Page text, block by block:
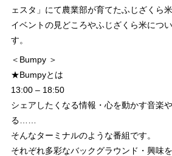
ェスタ」にて農業部が育てたふじざくら米
イベントの見どころやふじざくら米につ
す。
＜Bumpy ＞
★Bumpyとは
13:00 – 18:50
シェアしたくなる情報・心を動かす音楽
る……
そんなターミナルのような番組です。
それぞれ多彩なバックグラウンド・興味